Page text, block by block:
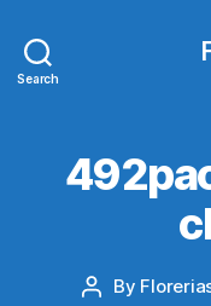
Search
Post
By